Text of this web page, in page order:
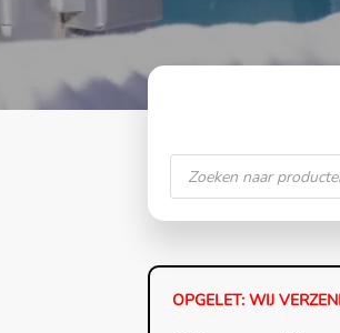
OPGELET: WIJ